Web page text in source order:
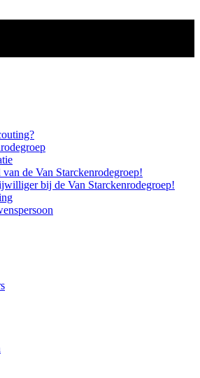
de Van Starckenrodegroep!
bij de Van Starckenrodegroep!